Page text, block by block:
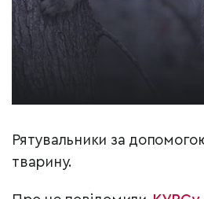
Рятувальники за
тварину.